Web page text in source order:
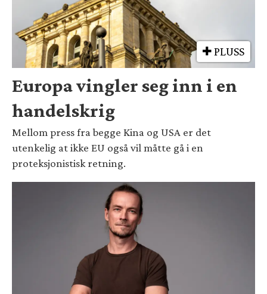
PLUSS
Europa vingler seg inn i en
handelskrig
Mellom press fra begge Kina og USA er det
utenkelig at ikke EU også vil måtte gå i en
proteksjonistisk retning.